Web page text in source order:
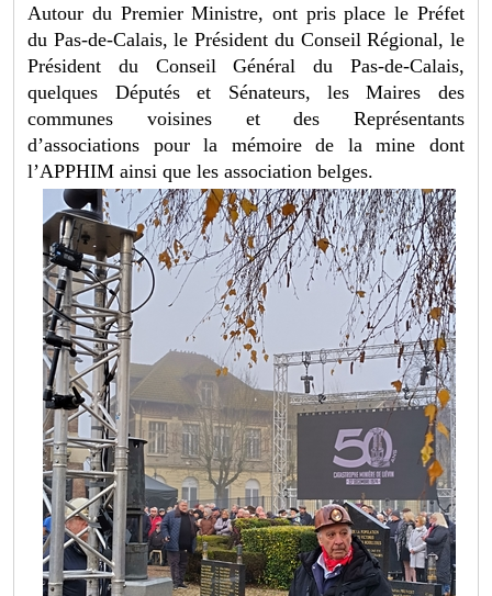
Autour du Premier Ministre, ont pris place le Préfet
du Pas-de-Calais, le Président du Conseil Régional, le
Président du Conseil Général du Pas-de-Calais,
quelques Députés et Sénateurs, les Maires des
communes voisines et des Représentants
d’associations pour la mémoire de la mine dont
l’APPHIM ainsi que les association belges.